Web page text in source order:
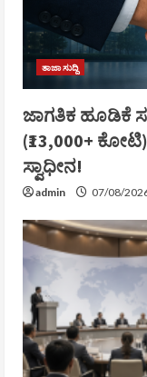
ತಾಜಾ ಸುದ್ದಿ
ಜಾಗತಿಕ ಹೂಡಿಕೆ
(₹13,000+
ಸ್ವಾಧೀನ!
admin 07/08/